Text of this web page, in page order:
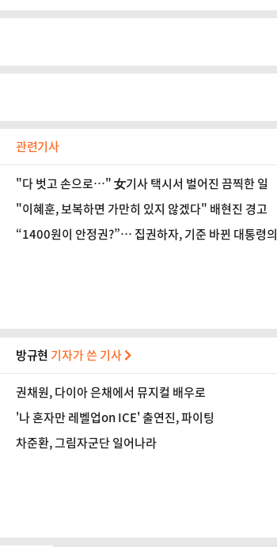
관련기사
"다 벗고 손으로…" 女기사 택시서 벌어진 끔찍한 일
"이혜훈, 보복하면 가만히 있지 않겠다" 배현진 경고
“1400원이 안정권?”… 집권하자, 기준 바뀐 대통령
방규현 기자가 쓴 기사
권채원, 다이아 은채에서 뮤지컬 배우로
'나 혼자만 레벨업on ICE' 출연진, 파이팅
차준환, 그림자군단 일어나라